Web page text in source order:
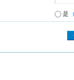
是